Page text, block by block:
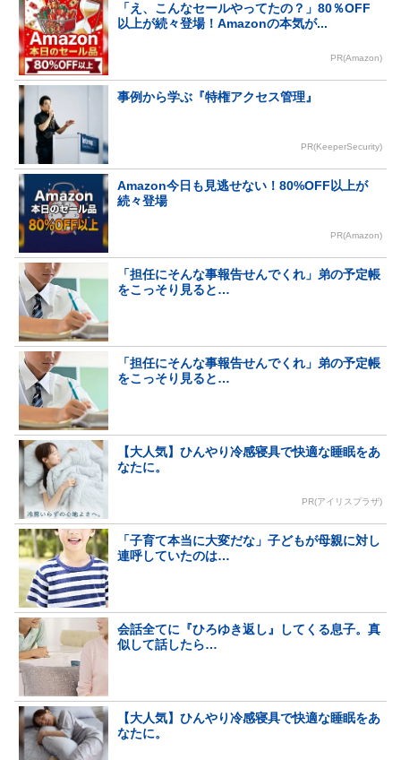
「え、こんなセールやってたの？」80％OFF
以上が続々登場！Amazonの本気が...
PR(Amazon)
事例から学ぶ『特権アクセス管理』
PR(KeeperSecurity)
Amazon今日も見逃せない！80%OFF以上が
続々登場
PR(Amazon)
「担任にそんな事報告せんでくれ」弟の予定帳
をこっそり見ると…
「担任にそんな事報告せんでくれ」弟の予定帳
をこっそり見ると…
【大人気】ひんやり冷感寝具で快適な睡眠をあ
なたに。
PR(アイリスプラザ)
「子育て本当に大変だな」子どもが母親に対し
連呼していたのは…
会話全てに『ひろゆき返し』してくる息子。真
似して話したら…
【大人気】ひんやり冷感寝具で快適な睡眠をあ
なたに。